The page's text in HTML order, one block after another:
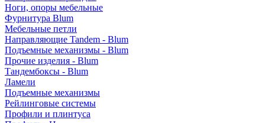
Ноги, опоры мебельные
Фурнитура Blum
Мебельные петли
Направляющие Tandem - Blum
Подъемные механизмы - Blum
Прочие изделия - Blum
Тандембоксы - Blum
Ламели
Подъемные механизмы
Рейлинговые системы
Профили и плинтуса